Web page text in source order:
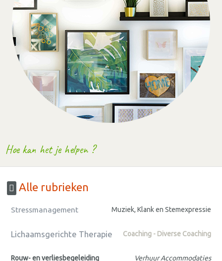
Hoe kan het je helpen ?
Alle rubrieken
Stressmanagement Muziek, Klank en Stemexpressie
Lichaamsgerichte Therapie Coaching - Diverse Coaching
Rouw- en verliesbegeleiding Verhuur Accommodaties